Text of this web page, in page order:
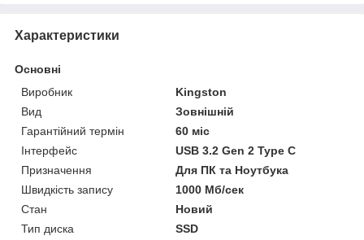
Характеристики
Основні
Виробник
Kingston
Вид
Зовнішній
Гарантійний термін
60 міс
Інтерфейс
USB 3.2 Gen 2 Type C
Призначення
Для ПК та Ноутбука
Швидкість запису
1000 Мб/сек
Стан
Новий
Тип диска
SSD